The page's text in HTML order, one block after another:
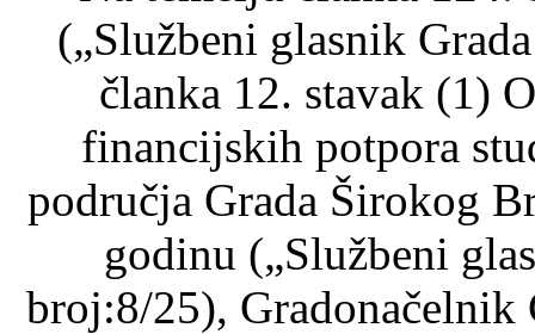
(„Službeni glasnik
članka 12. stavak (1)
financijskih potpora
područja Grada Širokog
godinu („Službeni
broj:8/25), Gradonačelnik